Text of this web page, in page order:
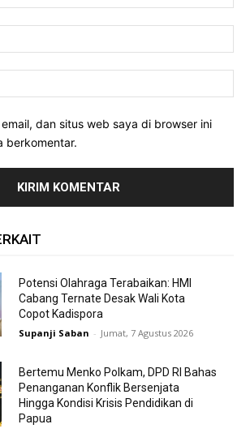
dan situs web saya di browser ini
berkomentar.
Potensi Olahraga Terabaikan: HMI
Cabang Ternate Desak Wali Kota
Copot Kadispora
Supanji Saban - Jumat, 7 Agustus 2026
Bertemu Menko Polkam, DPD RI Bahas
Penanganan Konflik Bersenjata
Hingga Kondisi Krisis Pendidikan di
Papua